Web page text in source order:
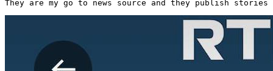
They are my go to news source and they publish stories